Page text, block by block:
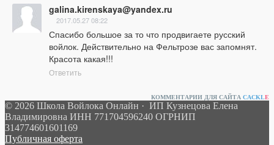
galina.kirenskaya@yandex.ru
2017.05.27 08:22
Спасибо большое за то что продвигаете русский
войлок. Действительно на Фельтрозе вас запомнят.
Красота какая!!!
Ответить
КОММЕНТАРИИ ДЛЯ САЙТА CACKLE
© 2026 Школа Войлока Онлайн · ИП Кузнецова Елена
Владимировна ИНН 771704596240 ОГРНИП
314774601601169
Публичная оферта